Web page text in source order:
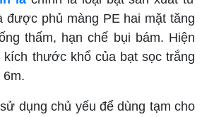
được phủ màng PE hai mặt tăng
thấm, hạn chế bụi bám. Hiện
thước khổ của bạt sọc trắng
6m.
dụng chủ yếu để dùng tạm cho